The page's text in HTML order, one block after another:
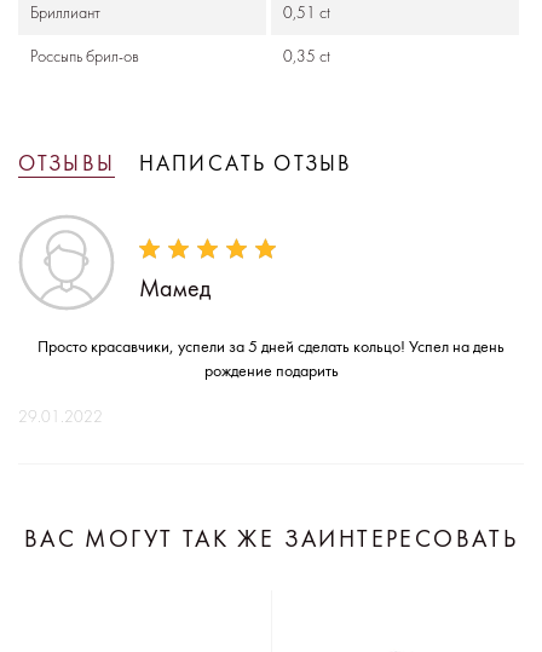
Бриллиант 0,51 ct
Россыпь брил-ов 0,35 ct
ОТЗЫВЫ НАПИСАТЬ ОТЗЫВ
Мамед
Просто красавчики, успели за 5 дней сделать кольцо! Успел на день
рождение подарить
29.01.2022
ВАС МОГУТ ТАК ЖЕ ЗАИНТЕРЕСОВАТЬ